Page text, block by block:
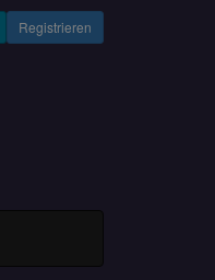
Registrieren